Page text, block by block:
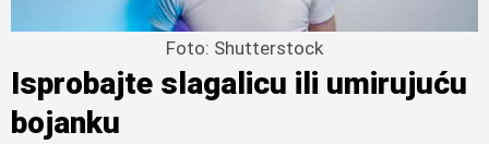
Foto: Shutterstock
Isprobajte slagalicu ili umirujuću
bojanku